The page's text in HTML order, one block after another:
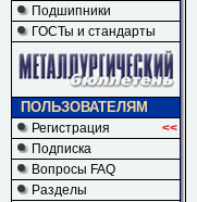
Подшипники
ГОСТы и стандарты
ПОЛЬЗОВАТЕЛЯМ
Регистрация
<<
Подписка
Вопросы FAQ
Разделы